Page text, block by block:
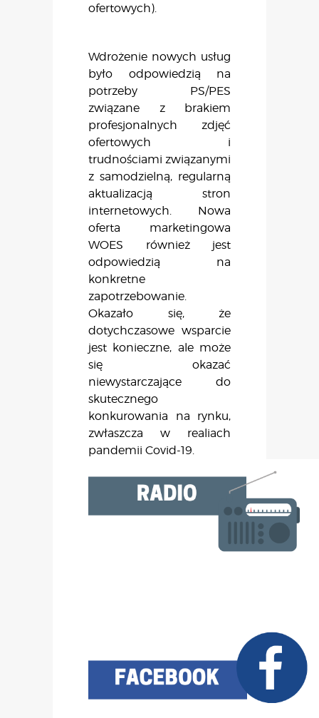
ofertowych).
Wdrożenie nowych usług
było odpowiedzią na
potrzeby PS/PES
związane z brakiem
profesjonalnych zdjęć
ofertowych i
trudnościami związanymi
z samodzielną, regularną
aktualizacją stron
internetowych. Nowa
oferta marketingowa
WOES również jest
odpowiedzią na
konkretne
zapotrzebowanie.
Okazało się, że
dotychczasowe wsparcie
jest konieczne, ale może
się okazać
niewystarczające do
skutecznego
konkurowania na rynku,
zwłaszcza w realiach
pandemii Covid-19.